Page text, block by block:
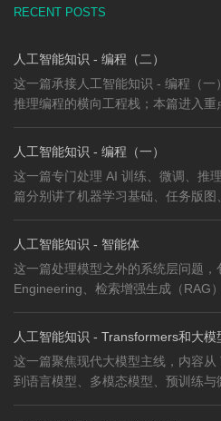
RECENT POSTS
人工智能知识 - 编程（二）
这一篇承接人工智能知识 - 编程（
推理编程的横向工程栈；本篇进入重
人工智能知识 - 编程（一）
这一篇专门处理 AI 训练、微调、推
篇分别讲了机器学习基础、任务版图
人工智能知识 - 智能体
这一篇处理模型之外的系统层问题
Engineering、检索增强生成（RAG）
人工智能知识 - Transformers和大模
这一篇聚焦现代大模型主线，内容
到语言模型、多模态模型、预训练与